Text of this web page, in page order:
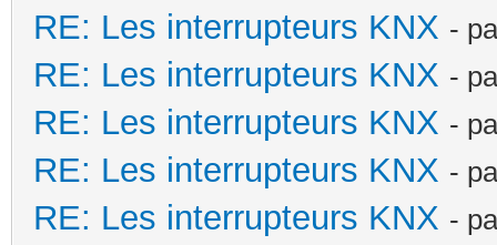
RE: Les interrupteurs KNX -
RE: Les interrupteurs KNX -
RE: Les interrupteurs KNX -
RE: Les interrupteurs KNX -
RE: Les interrupteurs KNX -